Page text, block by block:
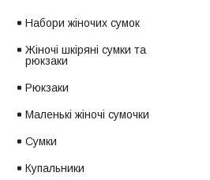
Набори жіночих сумок
Жіночі шкіряні сумки та
рюкзаки
Рюкзаки
Маленькі жіночі сумочки
Сумки
Купальники